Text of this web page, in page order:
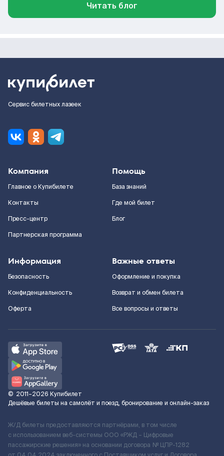
Читать блог
Сервис билетных лазеек
Компания
Главное о Купибилете
Контакты
Пресс-центр
Партнерская программа
Помощь
База знаний
Где мой билет
Блог
Информация
Безопасность
Конфиденциальность
Оферта
Важные ответы
Оформление и покупка
Возврат и обмен билета
Все вопросы и ответы
© 2011–2026 Купибилет
Дешёвые билеты на самолёт и поезд, бронирование и онлайн-заказ
Ж/Д билеты предоставляются партнёрами, в том числе
с использованием веб-системы ООО «РЖД – Цифровые
пассажирские решения» на основании договора № ЦПР-1282